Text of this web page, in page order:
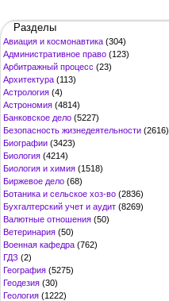
Разделы
Авиация и космонавтика (304)
Административное право (123)
Арбитражный процесс (23)
Архитектура (113)
Астрология (4)
Астрономия (4814)
Банковское дело (5227)
Безопасность жизнедеятельности (2616)
Биографии (3423)
Биология (4214)
Биология и химия (1518)
Биржевое дело (68)
Ботаника и сельское хоз-во (2836)
Бухгалтерский учет и аудит (8269)
Валютные отношения (50)
Ветеринария (50)
Военная кафедра (762)
ГДЗ (2)
География (5275)
Геодезия (30)
Геология (1222)